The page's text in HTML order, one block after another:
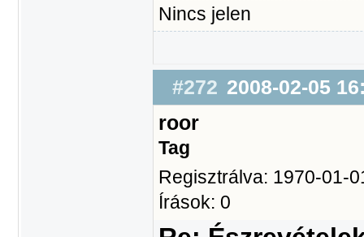
Nincs jelen
#272 2008-02-05
roor
Tag
Regisztrálva: 1970-01-
Írások: 0